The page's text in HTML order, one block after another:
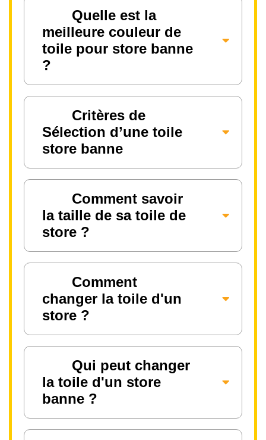
Quelle est la
meilleure couleur de
toile pour store banne
?
Critères de
Sélection d’une toile
store banne
Comment savoir
la taille de sa toile de
store ?
Comment
changer la toile d'un
store ?
Qui peut changer
la toile d'un store
banne ?